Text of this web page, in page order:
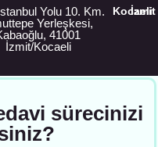
Yolu 10. Km.
Yerleşkesi,
41001
İzmit/Kocaeli
Kocaeli
İzmit
sürecinizi